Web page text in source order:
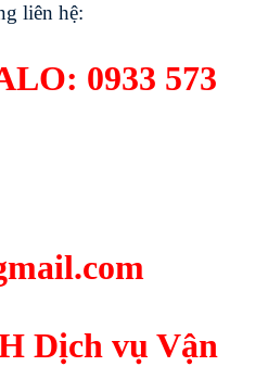
liên hệ:
0933 573
Dịch vụ Vận